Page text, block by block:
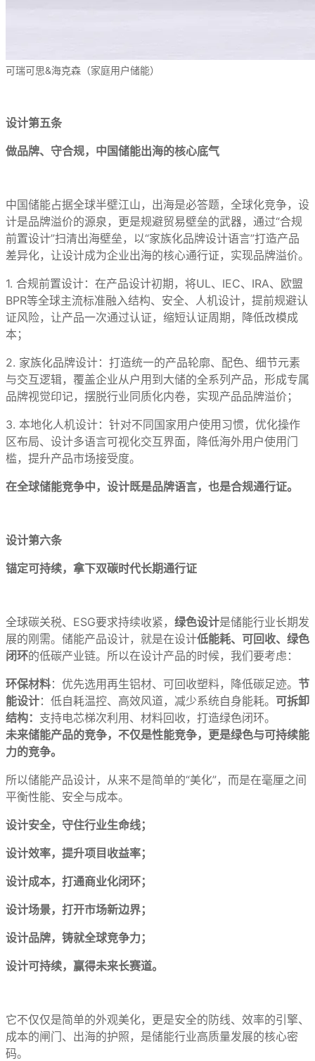
可瑞可思&海克森（家庭用户储能）
设计第五条
做品牌、守合规，中国储能出海的核心底气
中国储能占据全球半壁江山，出海是必答题，全球化竞争，设
计是品牌溢价的源泉，更是规避贸易壁垒的武器，通过“合规
前置设计”扫清出海壁垒，以“家族化品牌设计语言”打造产品
差异化，让设计成为企业出海的核心通行证，实现品牌溢价。
1. 合规前置设计：在产品设计初期，将UL、IEC、IRA、欧盟
BPR等全球主流标准融入结构、安全、人机设计，提前规避认
证风险，让产品一次通过认证，缩短认证周期，降低改模成
本；
2. 家族化品牌设计：打造统一的产品轮廓、配色、细节元素
与交互逻辑，覆盖企业从户用到大储的全系列产品，形成专属
品牌视觉印记，摆脱行业同质化内卷，实现产品品牌溢价；
3. 本地化人机设计：针对不同国家用户使用习惯，优化操作
区布局、设计多语言可视化交互界面，降低海外用户使用门
槛，提升产品市场接受度。
在全球储能竞争中，设计既是品牌语言，也是合规通行证。
设计第六条
锚定可持续，拿下双碳时代长期通行证
全球碳关税、ESG要求持续收紧， 绿色设计是储能行业长期发
展的刚需。储能产品设计，就是在设计低能耗、可回收、绿色
闭环的低碳产业链。所以在设计产品的时候，我们要考虑：
环保材料：优先选用再生铝材、可回收塑料，降低碳足迹。 节
能设计：低自耗温控、高效风道，减少系统自身能耗。 可拆卸
结构： 支持电芯梯次利用、材料回收，打造绿色闭环。
未来储能产品的竞争，不仅是性能竞争，更是绿色与可持续能
力的竞争。
所以储能产品设计，从来不是简单的“美化”，而是在毫厘之间
平衡性能、安全与成本。
设计安全，守住行业生命线；
设计效率，提升项目收益率；
设计成本，打通商业化闭环；
设计场景，打开市场新边界；
设计品牌，铸就全球竞争力；
设计可持续，赢得未来长赛道。
它不仅仅是简单的外观美化，更是安全的防线、效率的引擎、
成本的闸门、出海的护照，是储能行业高质量发展的核心密
码。